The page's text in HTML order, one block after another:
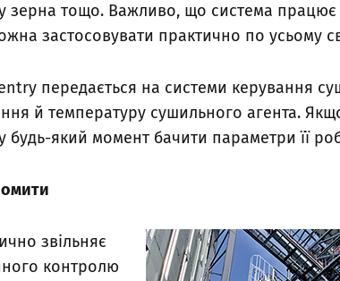
зерна тощо. Важливо, що система
застосовувати практично по усьому
передається на системи керування
й температуру сушильного агента.
будь-який момент бачити параметри її
звільняє
контролю